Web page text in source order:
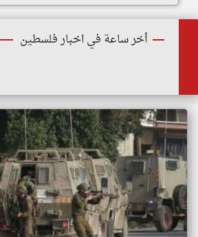
أخر ساعة في اخبار فلسطين